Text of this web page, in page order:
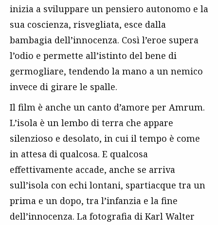
inizia a sviluppare un pensiero autonomo e la
sua coscienza, risvegliata, esce dalla
bambagia dell’innocenza. Così l’eroe supera
l’odio e permette all’istinto del bene di
germogliare, tendendo la mano a un nemico
invece di girare le spalle.
Il film è anche un canto d’amore per Amrum.
L’isola è un lembo di terra che appare
silenzioso e desolato, in cui il tempo è come
in attesa di qualcosa. E qualcosa
effettivamente accade, anche se arriva
sull’isola con echi lontani, spartiacque tra un
prima e un dopo, tra l’infanzia e la fine
dell’innocenza. La fotografia di Karl Walter